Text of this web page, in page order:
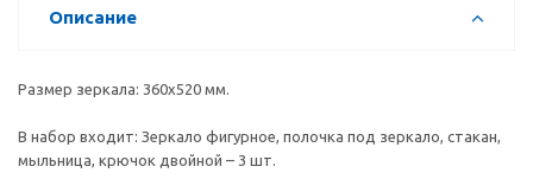
Описание
Размер зеркала: 360х520 мм.
В набор входит: Зеркало фигурное, полочка под зеркало, стакан,
мыльница, крючок двойной – 3 шт.